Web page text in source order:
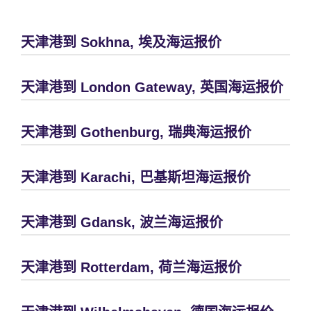
天津港到 Sokhna, 埃及海运报价
天津港到 London Gateway, 英国海运报价
天津港到 Gothenburg, 瑞典海运报价
天津港到 Karachi, 巴基斯坦海运报价
天津港到 Gdansk, 波兰海运报价
天津港到 Rotterdam, 荷兰海运报价